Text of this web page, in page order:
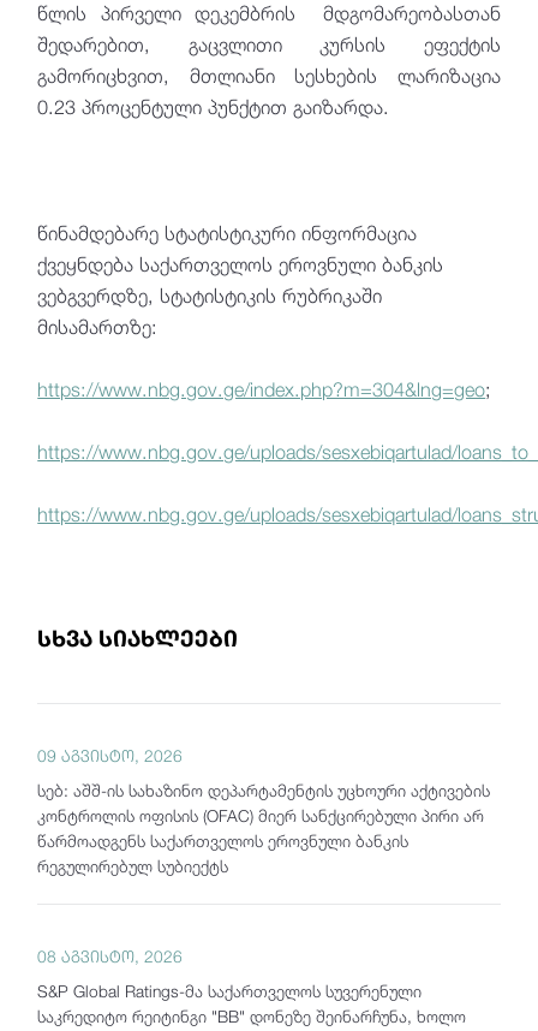
წლის პირველი დეკემბრის მდგომარეობასთან
შედარებით, გაცვლითი კურსის ეფექტის
გამორიცხვით, მთლიანი სესხების ლარიზაცია
0.23 პროცენტული პუნქტით გაიზარდა.
წინამდებარე სტატისტიკური ინფორმაცია
ქვეყნდება საქართველოს ეროვნული ბანკის
ვებგვერდზე, სტატისტიკის რუბრიკაში
მისამართზე:
https://www.nbg.gov.ge/index.php?m=304&lng=geo;
https://www.nbg.gov.ge/uploads/sesxebiqartulad/
https://www.nbg.gov.ge/uploads/sesxebiqartulad/
სხვა სიახლეები
09 აგვისტო, 2026
სებ: აშშ-ის სახაზინო დეპარტამენტის უცხოური აქტივების
კონტროლის ოფისის (OFAC) მიერ სანქცირებული პირი არ
წარმოადგენს საქართველოს ეროვნული ბანკის
რეგულირებულ სუბიექტს
08 აგვისტო, 2026
S&P Global Ratings-მა საქართველოს სუვერენული
საკრედიტო რეიტინგი "BB" დონეზე შეინარჩუნა, ხოლო